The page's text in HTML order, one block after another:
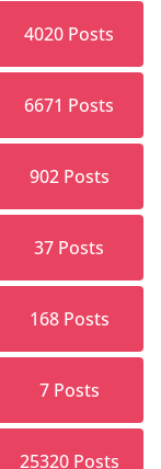
4020 Posts
6671 Posts
902Posts
37 Posts
168Posts
7Posts
25320Posts